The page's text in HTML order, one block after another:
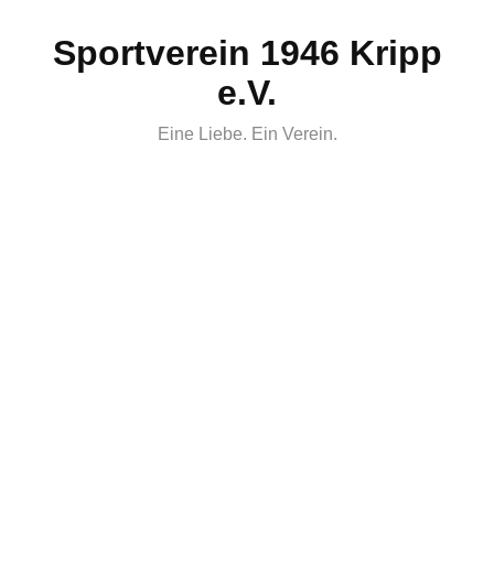
Sportverein 1946 Kripp
e.V.
Eine Liebe. Ein Verein.